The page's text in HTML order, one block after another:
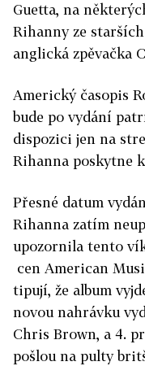
Guetta, na
Rihanny ze
anglická zpěvačka
Americký časopis
bude po vydání
dispozici jen na
Rihanna poskytne
Přesné datum
Rihanna zatím
upozornila tento
cen American
tipují, že album
novou nahrávku
Chris Brown, a 4.
pošlou na pulty